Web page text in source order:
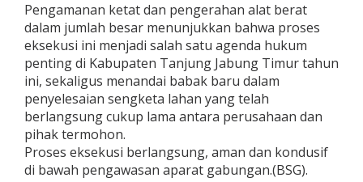
Pengamanan ketat dan pengerahan alat berat
dalam jumlah besar menunjukkan bahwa proses
eksekusi ini menjadi salah satu agenda hukum
penting di Kabupaten Tanjung Jabung Timur tahun
ini, sekaligus menandai babak baru dalam
penyelesaian sengketa lahan yang telah
berlangsung cukup lama antara perusahaan dan
pihak termohon.
Proses eksekusi berlangsung, aman dan kondusif
di bawah pengawasan aparat gabungan.(BSG).